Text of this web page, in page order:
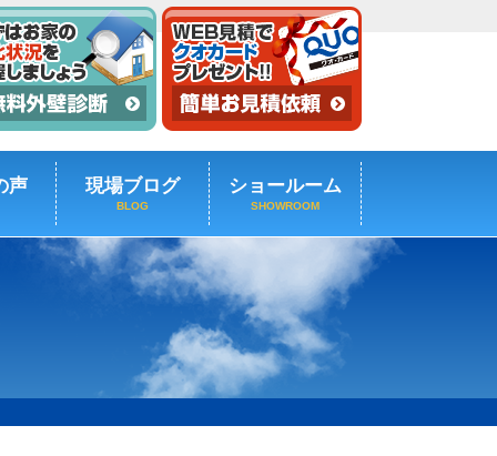
声 現場ブログ
BLOG
ショールーム
SHOWROOM